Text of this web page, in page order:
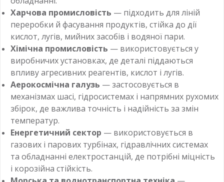
Харчова промисловість — підходить для ліній
переробки й фасування продуктів, стійка до дії
кислот, лугів, мийних засобів і водяної пари.
Хімічна промисловість — використовується у
виробничих установках, де деталі піддаються
впливу агресивних реагентів, кислот і лугів.
Аерокосмічна галузь — застосовується в
механізмах шасі, гідросистемах і напрямних рухомих
збірок, де важлива точність і надійність за змін
температур.
Енергетичний сектор — використовується в
газових і парових турбінах, гідравлічних системах
та обладнанні електростанцій, де потрібні міцність
і корозійна стійкість.